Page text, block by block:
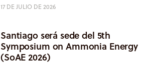
17 DE JULIO DE 2026
Santiago será sede del 5th
Symposium on Ammonia Energy
(SoAE 2026)